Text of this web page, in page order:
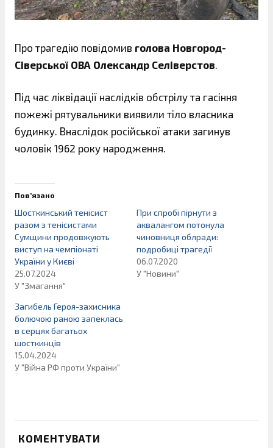
Про трагедію повідомив голова Новгород-
Сіверської ОВА Олександр Селіверстов
Під час ліквідації наслідків обстрілу та гасіння
пожежі рятувальники виявили тіло власника
будинку. Внаслідок російської атаки загинув
чоловік 1962 року народження.
Пов’язано
Шосткинський тенісист
разом з тенісистами
Сумщини продовжують
виступ на чемпіонаті
України у Києві
25.07.2024
У "Змагання"
При спробі пірнути з
аквалангом потонула
чиновниця облради:
подробиці трагедії
06.07.2020
У "Новини"
Загибель Героя-захисника
болючою раною запеклась
в серцях багатьох
шосткинців
15.04.2024
У "Війна РФ проти України"
КОМЕНТУВАТИ